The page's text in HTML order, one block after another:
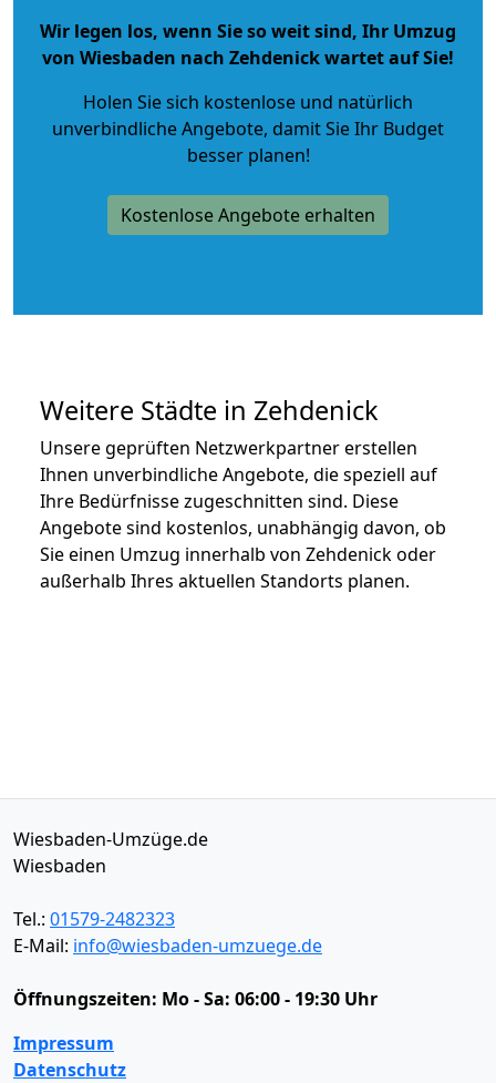
Wir legen los, wenn Sie so weit sind, Ihr Umzug
von Wiesbaden nach Zehdenick wartet auf Sie!
Holen Sie sich kostenlose und natürlich
unverbindliche Angebote, damit Sie Ihr Budget
besser planen!
Kostenlose Angebote erhalten
Weitere Städte in Zehdenick
Unsere geprüften Netzwerkpartner erstellen
Ihnen unverbindliche Angebote, die speziell auf
Ihre Bedürfnisse zugeschnitten sind. Diese
Angebote sind kostenlos, unabhängig davon, ob
Sie einen Umzug innerhalb von Zehdenick oder
außerhalb Ihres aktuellen Standorts planen.
Wiesbaden-Umzüge.de
Wiesbaden
Tel.: 01579-2482323
E-Mail: info@wiesbaden-umzuege.de
Öffnungszeiten: Mo - Sa: 06:00 - 19:30 Uhr
Impressum
Datenschutz